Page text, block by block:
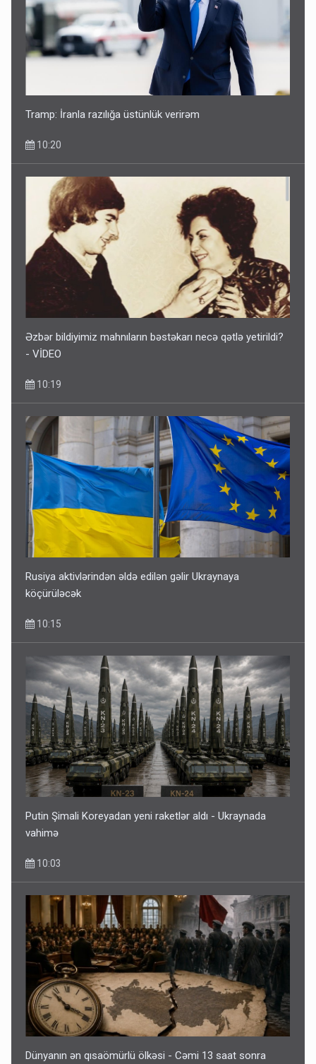
Tramp: İranla razılığa üstünlük verirəm
10:20
Əzbər bildiyimiz mahnıların bəstəkarı necə qətlə yetirildi?
- VİDEO
10:19
Rusiya aktivlərindən əldə edilən gəlir Ukraynaya
köçürüləcək
10:15
Putin Şimali Koreyadan yeni raketlər aldı - Ukraynada
vahimə
10:03
Dünyanın ən qısaömürlü ölkəsi - Cəmi 13 saat sonra